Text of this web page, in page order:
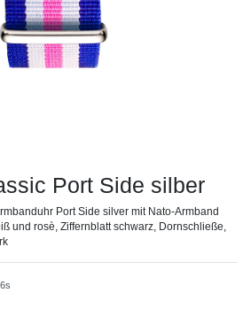
Port Side silber
Port Side silver mit Nato-Armband
und rosè, Ziffernblatt schwarz, Dornschließe,